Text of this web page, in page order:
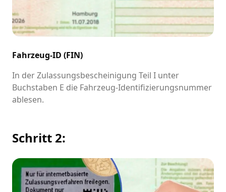
Fahrzeug-ID (FIN)
In der Zulassungsbescheinigung Teil I unter
Buchstaben E die Fahrzeug-Identifizierungsnummer
ablesen.
Schritt 2: